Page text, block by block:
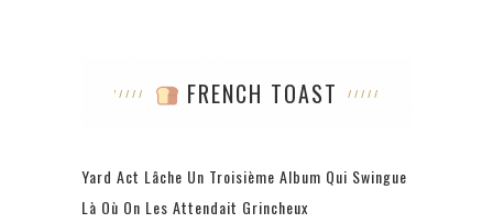
FRENCH TOAST
Yard Act Lâche Un Troisième Album Qui Swingue
Là Où On Les Attendait Grincheux